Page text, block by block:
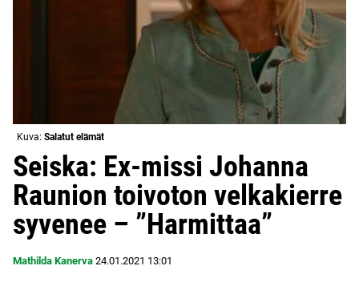
Kuva: Salatut elämät
Seiska: Ex-missi Johanna
Raunion toivoton velkakierre
syvenee – ”Harmittaa”
Mathilda Kanerva 24.01.2021 13:01